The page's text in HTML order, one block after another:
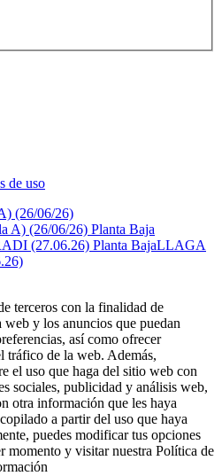
de uso
(26/06/26)
LLAGA
terceros con la finalidad de
y los anuncios que puedan
así como ofrecer
tráfico de la web. Además,
el uso que haga del sitio web con
sociales, publicidad y análisis web,
otra información que les haya
a partir del uso que haya
puedes modificar tus opciones
momento y visitar nuestra Política de